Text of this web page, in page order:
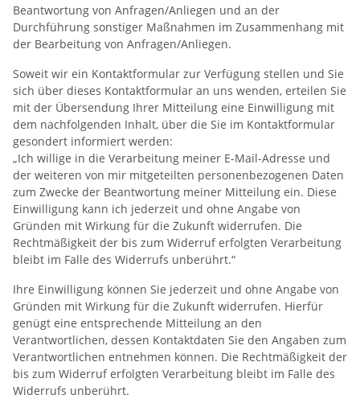
Beantwortung von Anfragen/Anliegen und an der
Durchführung sonstiger Maßnahmen im Zusammenhang mit
der Bearbeitung von Anfragen/Anliegen.
Soweit wir ein Kontaktformular zur Verfügung stellen und Sie
sich über dieses Kontaktformular an uns wenden, erteilen Sie
mit der Übersendung Ihrer Mitteilung eine Einwilligung mit
dem nachfolgenden Inhalt, über die Sie im Kontaktformular
gesondert informiert werden:
„Ich willige in die Verarbeitung meiner E-Mail-Adresse und
der weiteren von mir mitgeteilten personenbezogenen Daten
zum Zwecke der Beantwortung meiner Mitteilung ein. Diese
Einwilligung kann ich jederzeit und ohne Angabe von
Gründen mit Wirkung für die Zukunft widerrufen. Die
Rechtmäßigkeit der bis zum Widerruf erfolgten Verarbeitung
bleibt im Falle des Widerrufs unberührt.“
Ihre Einwilligung können Sie jederzeit und ohne Angabe von
Gründen mit Wirkung für die Zukunft widerrufen. Hierfür
genügt eine entsprechende Mitteilung an den
Verantwortlichen, dessen Kontaktdaten Sie den Angaben zum
Verantwortlichen entnehmen können. Die Rechtmäßigkeit der
bis zum Widerruf erfolgten Verarbeitung bleibt im Falle des
Widerrufs unberührt.